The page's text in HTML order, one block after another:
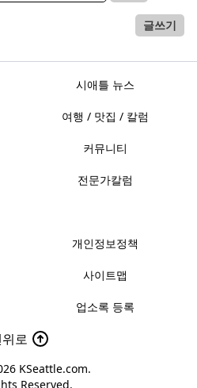
글쓰기
시애틀 뉴스
여행 / 맛집 / 칼럼
커뮤니티
전문가칼럼
개인정보정책
사이트맵
업소록 등록
로
KSeattle.com.
Reserved.